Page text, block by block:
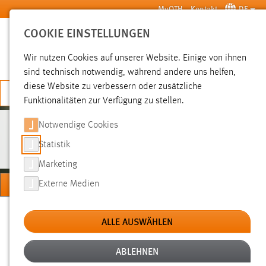
Zum Hauptinhalt springen MyOTH Kontakt DE
SUCHE
JETZT BEWERBEN
DIGITAL BUSINESS
Sie sind hier:
Studium Studiengänge
COOKIE EINSTELLUNGEN
Wir nutzen Cookies auf unserer Website. Einige von ihnen
sind technisch notwendig, während andere uns helfen,
diese Website zu verbessern oder zusätzliche
Funktionalitäten zur Verfügung zu stellen.
Notwendige Cookies
Statistik
Marketing
Externe Medien
ALLE AUSWÄHLEN
ABLEHNEN